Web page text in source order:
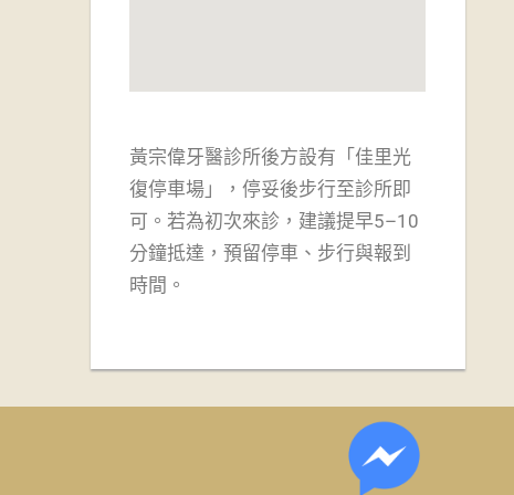
黃宗偉牙醫診所後方設有「佳里光
復停車場」，停妥後步行至診所即
可。若為初次來診，建議提早5–10
分鐘抵達，預留停車、步行與報到
時間。